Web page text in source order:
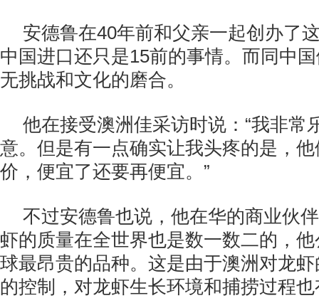
安德鲁在40年前和父亲一起创办了
中国进口还只是15前的事情。而同中
无挑战和文化的磨合。
他在接受澳洲佳采访时说：“我非常
意。但是有一点确实让我头疼的是，
价，便宜了还要再便宜。”
不过安德鲁也说，他在华的商业伙
虾的质量在全世界也是数一数二的，
球最昂贵的品种。这是由于澳洲对龙
的控制，对龙虾生长环境和捕捞过程